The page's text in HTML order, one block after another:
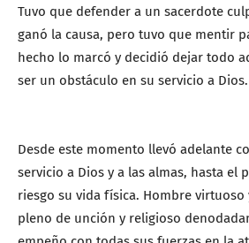
Tuvo que defender a un sacerdote
ganó la causa, pero tuvo que mentir
hecho lo marcó y decidió dejar todo
ser un obstáculo en su servicio a Dios.
Desde este momento llevó adelante
servicio a Dios y a las almas, hasta el
riesgo su vida física. Hombre
pleno de unción y religioso